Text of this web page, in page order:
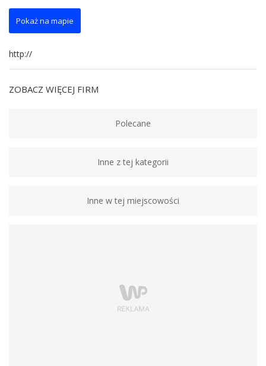
Pokaż na mapie
http://
ZOBACZ WIĘCEJ FIRM
Polecane
Inne z tej kategorii
Inne w tej miejscowości